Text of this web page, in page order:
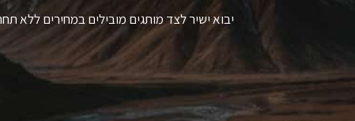
יבוא ישיר לצד מותגים מובילים במחירים ללא